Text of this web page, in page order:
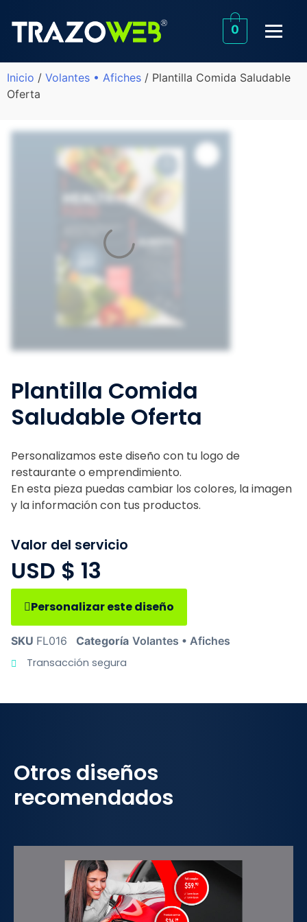
0
Inicio / Volantes • Afiches / Plantilla Comida Saludable
Oferta
Plantilla Comida
Saludable Oferta
Personalizamos este diseño con tu logo de
restaurante o emprendimiento.
En esta pieza puedas cambiar los colores, la imagen
y la información con tus productos.
Valor del servicio
USD $ 13
Personalizar este diseño
SKU FL016 Categoría Volantes • Afiches
Transacción segura
Otros diseños
recomendados